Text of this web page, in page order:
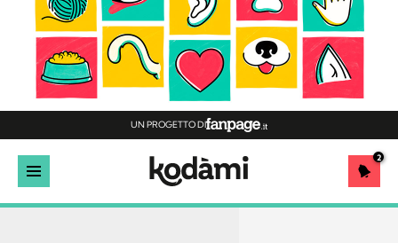
UN PROGETTO DI
2